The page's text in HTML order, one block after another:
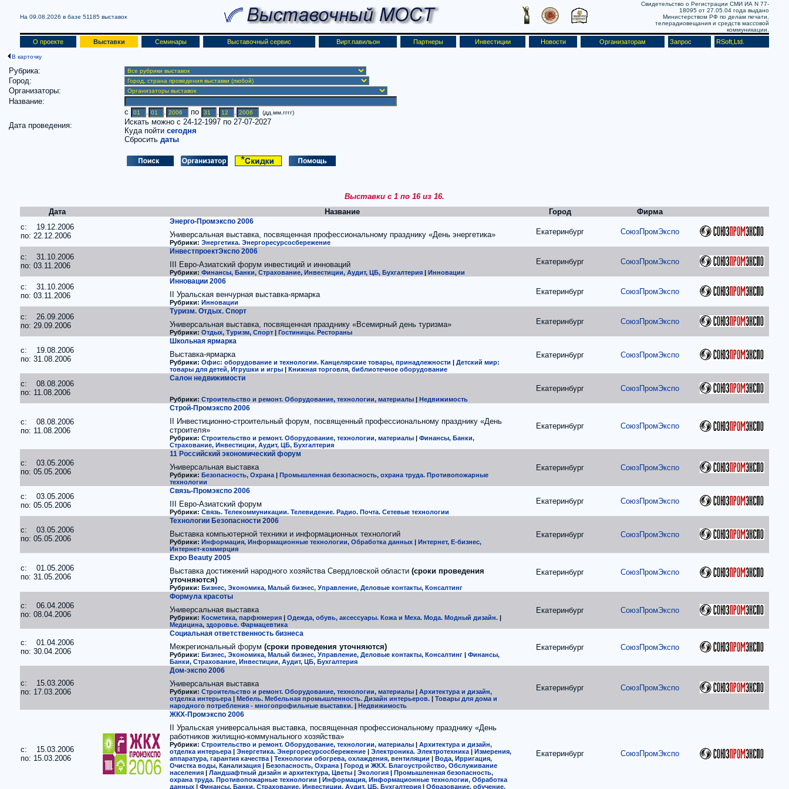
На 09.08.2026 в базе 51185 выставок
Свидетельство о Регистрации СМИ ИА N 77-
18095 от 27.05.04 года выдано
Министерством РФ по делам печати,
телерадиовещания и средств массовой
коммуникации.
О проекте Выставки Семинары Выставочный сервис Вирт.павильон Партнеры Инвестиции Новости Организаторам Запрос RSoft,Ltd.
В карточку
Рубрика:
Город:
Организаторы:
Название:
Дата проведения:
c . . по . . (дд.мм.гггг)
Искать можно с 24-12-1997 по 27-07-2027
Куда пойти сегодня
Сбросить даты
Выставки с 1 по 16 из 16.
Дата
Название Город
Фирма
c: 19.12.2006
по: 22.12.2006
Энерго-Промэкспо 2006
Универсальная выставка, посвященная профессиональному празднику «День энергетика»
Рубрики: Энергетика. Энергоресурсосбережение
Екатеринбург СоюзПромЭкспо
c: 31.10.2006
по: 03.11.2006
ИнвестпроектЭкспо 2006
III Евро-Азиатский форум инвестиций и инноваций
Рубрики: Финансы, Банки, Страхование, Инвестиции, Аудит, ЦБ, Бухгалтерия Инновации
Екатеринбург СоюзПромЭкспо
c: 31.10.2006
по: 03.11.2006
Инновации 2006
II Уральская венчурная выставка-ярмарка
Рубрики: Инновации
Екатеринбург СоюзПромЭкспо
c: 26.09.2006
по: 29.09.2006
Туризм. Отдых. Спорт
Универсальная выставка, посвященная празднику «Всемирный день туризма»
Рубрики: Отдых, Туризм, Спорт Гостиницы. Рестораны
Екатеринбург СоюзПромЭкспо
c: 19.08.2006
по: 31.08.2006
Школьная ярмарка
Выставка-ярмарка
Рубрики: Офис: оборудование и технологии. Канцелярские товары, принадлежности
Детский мир:
товары для детей, Игрушки и игры
Книжная торговля, библиотечное оборудование
Екатеринбург СоюзПромЭкспо
c: 08.08.2006
по: 11.08.2006
Салон недвижимости
Рубрики: Строительство и ремонт. Оборудование, технологии, материалы Недвижимость
Екатеринбург СоюзПромЭкспо
c: 08.08.2006
по: 11.08.2006
Строй-Промэкспо 2006
II Инвестиционно-строительный форум, посвященный профессиональному празднику «День
строителя»
Рубрики: Строительство и ремонт. Оборудование, технологии, материалы
Финансы, Банки,
Страхование, Инвестиции, Аудит, ЦБ, Бухгалтерия
Екатеринбург СоюзПромЭкспо
c: 03.05.2006
по: 05.05.2006
11 Российский экономический форум
Универсальная выставка
Рубрики: Безопасность, Охрана
Промышленная безопасность, охрана труда. Противопожарные
технологии
Екатеринбург СоюзПромЭкспо
c: 03.05.2006
по: 05.05.2006
Связь-Промэкспо 2006
III Евро-Азиатский форум
Рубрики: Связь. Телекоммуникации. Телевидение. Радио. Почта. Сетевые технологии
Екатеринбург СоюзПромЭкспо
c: 03.05.2006
по: 05.05.2006
Технологии Безопасности 2006
Выставка компьютерной техники и информационных технологий
Рубрики: Информация, Информационные технологии, Обработка данных
Интернет, E-бизнес,
Интернет-коммерция
Екатеринбург СоюзПромЭкспо
c: 01.05.2006
по: 31.05.2006
Expo Beauty 2005
Выставка достижений народного хозяйства Свердловской области (сроки проведения
уточняются)
Рубрики: Бизнес, Экономика, Малый бизнес, Управление, Деловые контакты, Консалтинг
Екатеринбург СоюзПромЭкспо
c: 06.04.2006
по: 08.04.2006
Формула красоты
Универсальная выставка
Рубрики: Косметика, парфюмерия Одежда, обувь, аксессуары. Кожа и Меха. Мода. Модный дизайн.
Медицина, здоровье. Фармацевтика
Екатеринбург СоюзПромЭкспо
c: 01.04.2006
по: 30.04.2006
Социальная ответственность бизнеса
Межрегиональный форум (сроки проведения уточняются)
Рубрики: Бизнес, Экономика, Малый бизнес, Управление, Деловые контакты, Консалтинг
Финансы,
Банки, Страхование, Инвестиции, Аудит, ЦБ, Бухгалтерия
Екатеринбург СоюзПромЭкспо
c: 15.03.2006
по: 17.03.2006
Дом-экспо 2006
Универсальная выставка
Рубрики: Строительство и ремонт. Оборудование, технологии, материалы
Архитектура и дизайн,
отделка интерьера
Мебель. Мебельная промышленность. Дизайн интерьеров.
Товары для дома и
народного потребления - многопрофильные выставки.
Недвижимость
Екатеринбург СоюзПромЭкспо
c: 15.03.2006
по: 15.03.2006
ЖКХ-Промэкспо 2006
II Уральская универсальная выставка, посвященная профессиональному празднику «День
работников жилищно-коммунального хозяйства»
Рубрики: Строительство и ремонт. Оборудование, технологии, материалы
Архитектура и дизайн,
отделка интерьера
Энергетика. Энергоресурсосбережение Электроника. Электротехника
Измерения,
аппаратура, гарантия качества
Технологии обогрева, охлаждения, вентиляции
Вода, Ирригация,
Очистка воды, Канализация
Безопасность, Охрана
Город и ЖКХ. Благоустройство, Обслуживание
населения
Ландшафтный дизайн и архитектура, Цветы Экология
Промышленная безопасность,
охрана труда. Противопожарные технологии
Информация, Информационные технологии, Обработка
данных
Финансы, Банки, Страхование, Инвестиции, Аудит, ЦБ, Бухгалтерия Образование, обучение,
Екатеринбург СоюзПромЭкспо